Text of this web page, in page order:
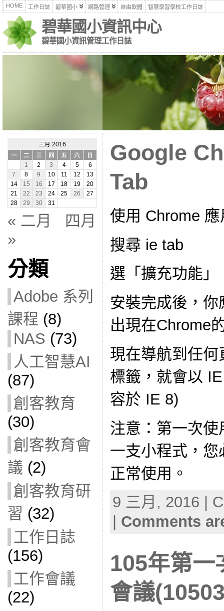
HOME 工作日誌 碧華國小 網路管理 自由軟體 智慧學習學校工作日誌
碧華國小資訊中心
碧華國小資訊管理工作日誌
三月 2016
一
二 三 四 五 六
日
1
2 3 4 5
6
7
8 9 10 11 12
13
14
15 16 17 18 19
20
21
22 23 24 25 26
27
28
29 30 31
« 二月
四月
»
分類
Adobe 系列
課程 (8)
NAS (73)
人工智慧AI
(87)
創客教育
(30)
創客教育會
議 (2)
創客教育研
習 (32)
工作日誌
(156)
工作會議
(22)
Google
Tab
使用 Chrome
搜尋 ie tab
選「擴充功能」
安裝完成後，
出現在Chrome
現在導航到任
標籤，就會以
容於 IE 8)
注意：第一次
一支小程式，
正常使用。
9 三月, 2016 |
| Comments
105年第一
會議